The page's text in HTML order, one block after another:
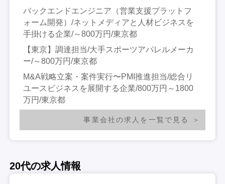
バックエンドエンジニア（営業支援プラットフ
ォーム開発）/ネットメディアと人材ビジネスを
手掛ける企業/～800万円/東京都
【東京】調達担当/大手スポーツアパレルメーカ
ー/～800万円/東京都
M&A戦略立案・案件実行〜PMI推進担当/総合リ
ユースビジネスを展開する企業/800万円～1800
万円/東京都
事業会社の求人を一覧で見る
20代の求人情報